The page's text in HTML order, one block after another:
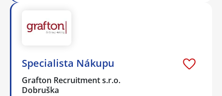
Specialista Nákupu
Grafton Recruitment s.r.o.
Dobruška